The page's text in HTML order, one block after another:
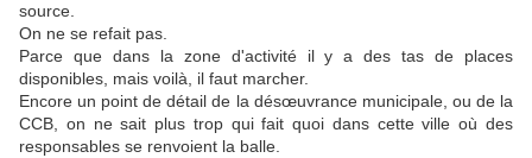
source.
On ne se refait pas.
Parce que dans la zone d'activité il y a des tas de places
disponibles, mais voilà, il faut marcher.
Encore un point de détail de la désœuvrance municipale, ou de la
CCB, on ne sait plus trop qui fait quoi dans cette ville où des
responsables se renvoient la balle.